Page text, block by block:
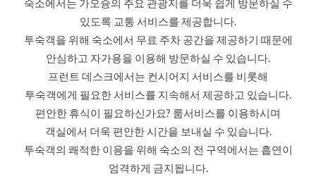
숙소에서는 가오슝의 주요 관광지를 더욱 쉽게 방문하실 수
있도록 교통 서비스를 제공합니다.
투숙객을 위해 숙소에서 무료 주차 공간을 제공하기 때문에
안심하고 자가용을 이용해 방문하실 수 있습니다.
프런트 데스크에서는 컨시어지 서비스를 비롯해
투숙객에게 필요한 서비스를 지속해서 제공하고 있습니다.
편안한 휴식이 필요하신가요? 룸서비스를 이용하시며
객실에서 더욱 편안한 시간을 보내실 수 있습니다.
투숙객의 쾌적한 이용을 위해 숙소의 전 구역에서는 흡연이
엄격하게 금지됩니다.